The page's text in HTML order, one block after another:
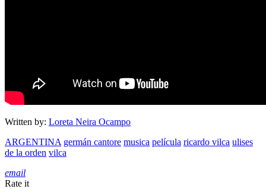
Written by: Loreta Neira Ocampo
ARGENTINA germán cantore musica película ricardo vilca ulises
de la orden vilca
email
Rate it